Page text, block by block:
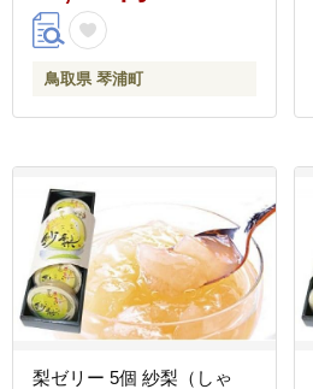
鳥取県 琴浦町
梨ゼリー 5個 紗梨（しゃ